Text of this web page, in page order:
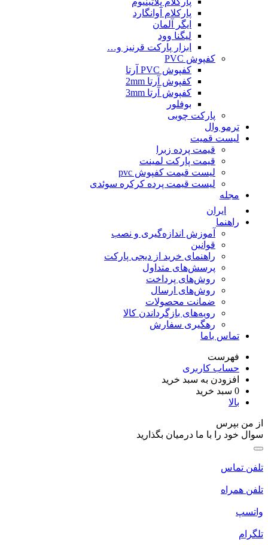
پارکلام آوانگارد
ایگر آلمان
لیگنا وود
ابزار پارکت قرنیز و…
کفپوش PVC
کفپوش PVC آرتا
کفپوش آرتا 2mm
کفپوش آرتا 3mm
بوفلور
پارکت چوبی
ترمو وال
لیست قمیت
قیمت پرده زبرا
قیمت پارکت لمینت
لیست قیمت کفپوش pvc
لیست قیمت پرده کرکره سوئدی
مجله
ایران
راهنما
آموزش اندازه‌گیری و نصب
قوانین
راهنمای خرید از دیجی پارکت
پرسش‌های متداول
روش‌های پرداخت
روش‌های ارسال
ضمانت محصولات
رویه‌های بازگرداندن کالا
رهگیری سفارش
تماس باما
فهرست
حساب کاربری
افزودن به سبد خرید
سبد خرید
بالا
من بپرس
خود را با ما درمیان بگذارید
تماس
همراه